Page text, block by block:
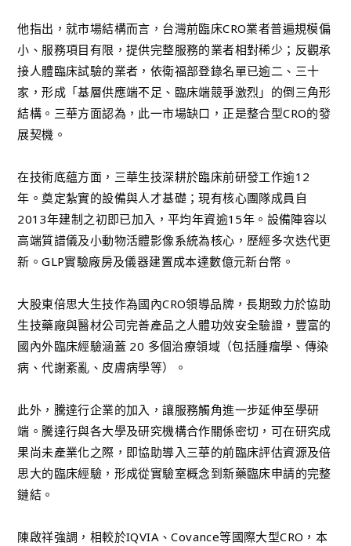
他指出，就市場結構而言，台灣前臨床CRO業者普遍規模偏
小、服務項目有限，提供完整服務的業者相對稀少；反觀承
接人體臨床試驗的業者，依衛福部登錄名單已逾二、三十
家，形成「基層供應端不足、臨床端競爭激烈」的倒三角形
結構。三華方面認為，此一市場缺口，正是整合型CRO的發
展契機。
在技術底蘊方面，三華生技深耕於臨床前研發工作逾12
年。奠定紮實的設備與人才基礎；現有核心團隊成員自
2013年建制之初即已加入，平均年資逾15年。設備陣容以
高端質譜儀及小動物活體影像系統為核心，歷經多次迭代更
新。GLP實驗廠房及儀器建置成本達數億元新台幣。
大股東倍思大生技作為國內CRO領導品牌，長期致力於協助
生技藥廠與醫材公司完善產品之人體功效安全驗證，豐富的
國內外臨床經驗涵蓋 20 多個治療領域（包括腫瘤學、傳染
病、代謝紊亂、皮膚病學等）。
此外，騰達行企業的加入，讓服務觸角進一步延伸至學研
端。騰達行與各大學及研究機構合作關係密切，可在研究成
果尚未產業化之際，即協助導入三華的前臨床評估資源及倍
思大的臨床經驗，形成從實驗室概念到新藥臨床申請的完整
鏈結。
陳啟祥強調，相較於IQVIA、Covance等國際大型CRO，本